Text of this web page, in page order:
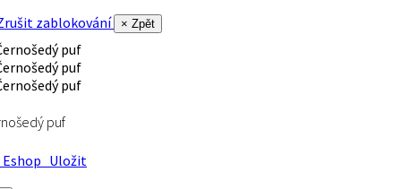
zablokování
× Zpět
puf
Uložit